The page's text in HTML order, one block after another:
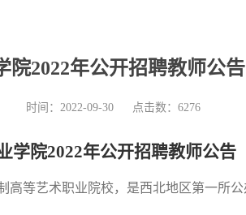
院2022年公开招聘教师公告
时间：2022-09-30 点击数： 6276
学院2022年公开招聘教师公告
等艺术职业院校，是西北地区第一所